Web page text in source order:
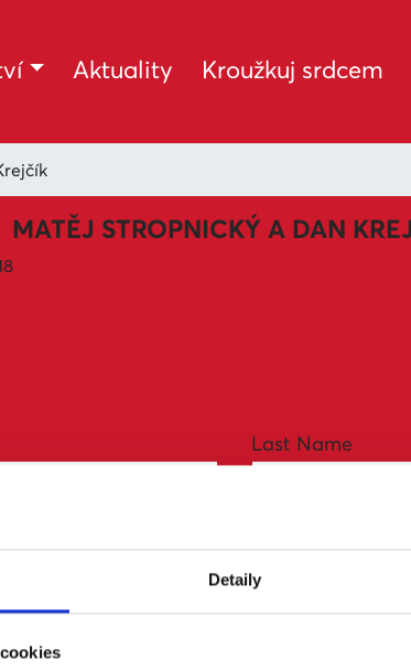
Detaily
Aktuality Kroužkuj srdcem
MATĚJ STROPNICKÝ A DAN
Last Name